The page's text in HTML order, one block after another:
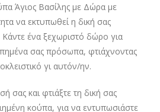
Άγιος Βασίλης με Δώρα με
να εκτυπωθεί η δική σας
ένα ξεχωριστό δώρο για
σας πρόσωπα, φτιάχνοντας
γι αυτόν/ην.
σας και φτιάξτε τη δική σας
κούπα, για να εντυπωσιάστε